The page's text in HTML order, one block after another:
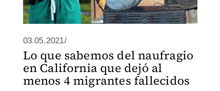
03.05.2021/
Lo que sabemos del naufragio
en California que dejó al
menos 4 migrantes fallecidos